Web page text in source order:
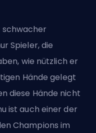
schwacher
Spieler, die
wie nützlich er
Hände gelegt
diese Hände nicht
ist auch einer der
Champions im